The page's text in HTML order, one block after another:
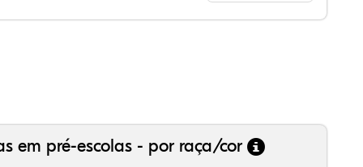
em pré-escolas - por raça/cor